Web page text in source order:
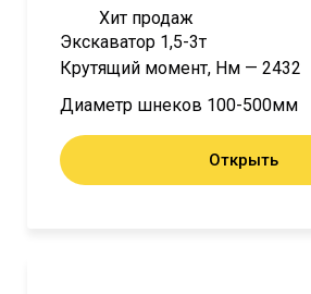
Хит продаж
Экскаватор 1,5-3т
Крутящий момент, Нм — 2432
Диаметр шнеков 100-500мм
Открыть